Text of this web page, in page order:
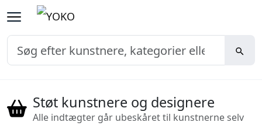
Støt kunstnere og designere
Alle indtægter går ubeskåret til kunstnerne selv